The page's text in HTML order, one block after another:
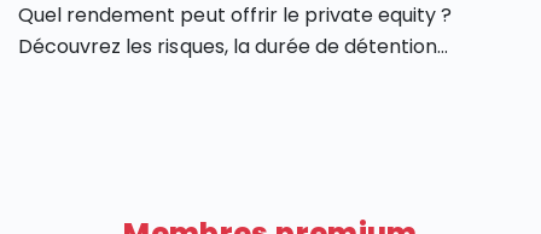
Quel rendement peut offrir le private equity ?
Découvrez les risques, la durée de détention